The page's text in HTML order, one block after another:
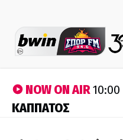
NOW ON AIR
ΚΑΠΠΑΤΟΣ